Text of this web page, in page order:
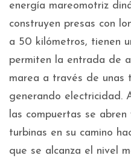
energía mareomotriz
construyen presas con
a 50 kilómetros, tienen
permiten la entrada de
marea a través de unas
generando electricidad.
las compuertas se
turbinas en su camino
que se alcanza el nivel